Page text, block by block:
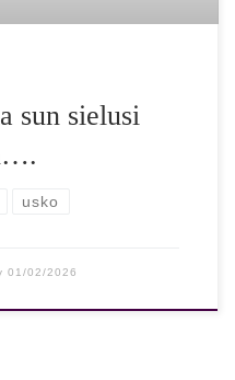
sun sielusi
usko
01/02/2026